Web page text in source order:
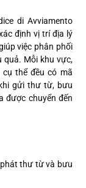
di Avviamento
định vị trí địa lý
việc phân phối
quả. Mỗi khu vực,
thể đều có mã
gửi thư từ, bưu
được chuyển đến
thư từ và bưu